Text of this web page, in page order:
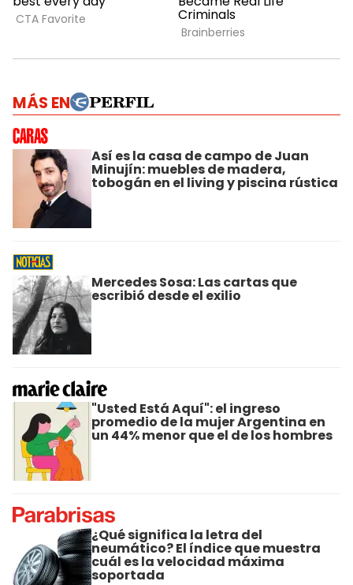
MÁS EN
Así es la casa de campo de Juan
Minujín: muebles de madera,
tobogán en el living y piscina rústica
Mercedes Sosa: Las cartas que
escribió desde el exilio
"Usted Está Aquí": el ingreso
promedio de la mujer Argentina en
un 44% menor que el de los hombres
¿Qué significa la letra del
neumático? El índice que muestra
cuál es la velocidad máxima
soportada